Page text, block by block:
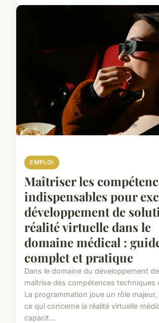
EMPLOI
Maîtriser les
indispensables pour
développement de
réalité virtuelle dans le
domaine médical :
complet et pratique
Dans le domaine du développement
maîtrise des compétences techniques
La programmation joue un rôle
ce qui concerne la réalité virtuelle
capacit...